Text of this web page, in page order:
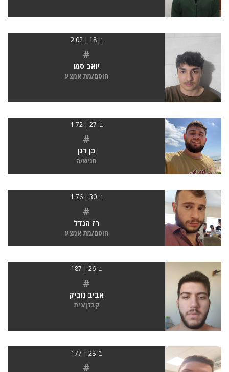
בן 18 | 2.02
#
יואב סמו
חוסם/מת אמצע
בן 27 | 1.72
#
בן רנן
מגיש/ה
בן 30 | 1.76
#
רז הנדל
חוסם/מת אמצע
בן 26 | 187
#
אביב נוביק
קבלן/נית
בן 28 | 177
#